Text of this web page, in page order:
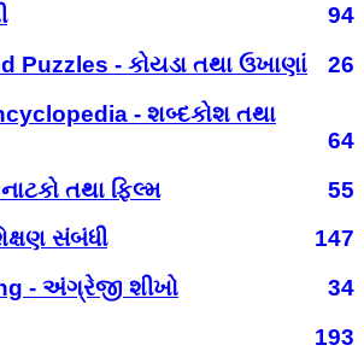
94
Puzzles - કોયડા તથા ઉખાણાં
26
- શબ્દકોશ તથા
64
તથા ફિલ્મ
55
સંબંધી
147
- અંગ્રેજી શીખો
34
193